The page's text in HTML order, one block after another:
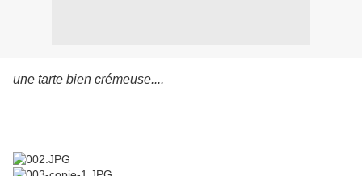
une tarte bien crémeuse....